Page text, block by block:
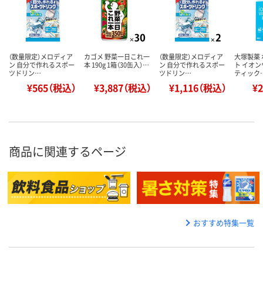
（数量限定）メロディア
ン 自分で作れるスポー
ツドリン…
¥565（税込）
カゴメ 野菜一日これ一
本 190g 1箱（30缶入）…
¥3,887（税込）
（数量限定）メロディア
ン 自分で作れるスポー
ツドリン…
¥1,116（税込）
大塚製薬
ト イオ
ティッ
商品に関連するページ
おすすめ特集一覧